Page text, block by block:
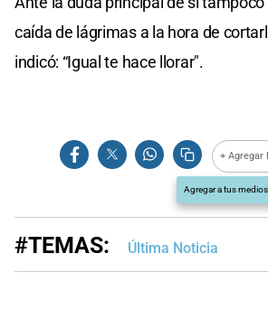
caída de lágrimas a la hora de
indicó: “Igual te hace llorar".
+ Agregar
Agregar a tus
#TEMAS: Última Noticia